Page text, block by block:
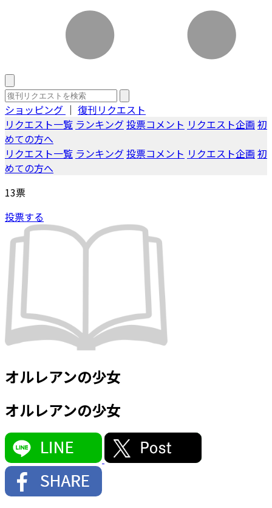
ショッピング ｜ 復刊リクエスト
リクエスト一覧 ランキング投票コメント リクエスト企画 初
めての方へ
リクエスト一覧 ランキング投票コメント リクエスト企画 初
めての方へ
13票
投票する
オルレアンの少女
オルレアンの少女